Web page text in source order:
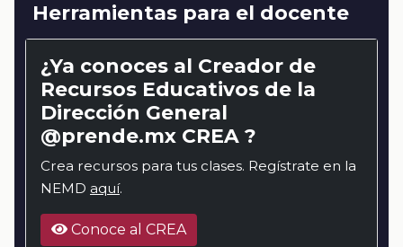
Herramientas para el docente
¿Ya conoces al Creador de
Recursos Educativos de la
Dirección General
@prende.mx CREA ?
Crea recursos para tus clases. Regístrate en la
NEMD aquí.
Conoce al CREA